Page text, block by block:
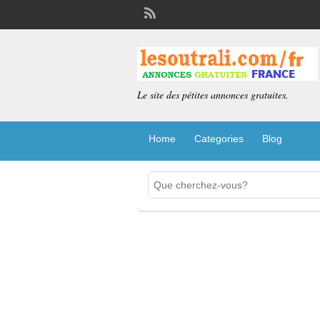
Le site des pétites annonces gratuites.
Home Categories Blog